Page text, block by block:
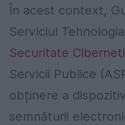
În acest context,
Serviciul
Securitate
Servicii Publice
obținere a
semnăturii